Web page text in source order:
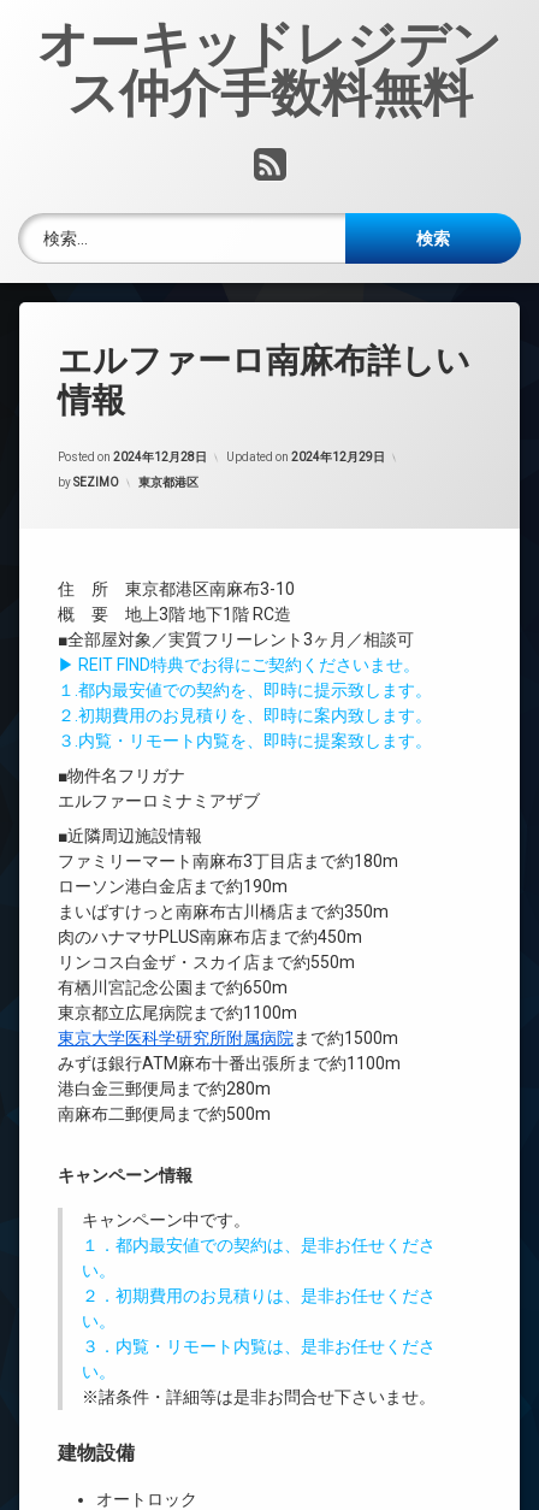
オーキッドレジデン
ス仲介手数料無料
RSS
検索:
エルファーロ南麻布詳しい
情報
Posted on 2024年12月28日 Updated on 2024年12月29日
bySEZIMO カテゴリー:
東京都港区
住 所 東京都港区南麻布3-10
概 要 地上3階 地下1階 RC造
■全部屋対象／実質フリーレント3ヶ月／相談可
▶ REIT FIND特典でお得にご契約くださいませ。
１.都内最安値での契約を、即時に提示致します。
２.初期費用のお見積りを、即時に案内致します。
３.内覧・リモート内覧を、即時に提案致します。
■物件名フリガナ
エルファーロミナミアザブ
■近隣周辺施設情報
ファミリーマート南麻布3丁目店まで約180m
ローソン港白金店まで約190m
まいばすけっと南麻布古川橋店まで約350m
肉のハナマサPLUS南麻布店まで約450m
リンコス白金ザ・スカイ店まで約550m
有栖川宮記念公園まで約650m
東京都立広尾病院まで約1100m
東京大学医科学研究所附属病院 まで約1500m
みずほ銀行ATM麻布十番出張所まで約1100m
港白金三郵便局まで約280m
南麻布二郵便局まで約500m
キャンペーン情報
キャンペーン中です。
１．都内最安値での契約は、是非お任せくださ
い。
２．初期費用のお見積りは、是非お任せくださ
い。
３．内覧・リモート内覧は、是非お任せくださ
い。
※諸条件・詳細等は是非お問合せ下さいませ。
建物設備
オートロック